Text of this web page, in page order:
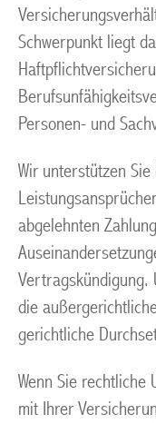
Schwerpunkt liegt
Personen- und
Wir unterstützen
abgelehnten
Vertragskündigung.
die
gerichtliche
Wenn Sie rechtliche
mit Ihrer